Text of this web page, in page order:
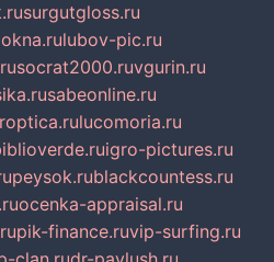
surgutgloss.ru
lubov-pic.ru
socrat2000.ruvgurin.ru
sabeonline.ru
lucomoria.ru
igro-pictures.ru
peysok.rublackcountess.ru
ocenka-appraisal.ru
pik-finance.ruvip-surfing.ru